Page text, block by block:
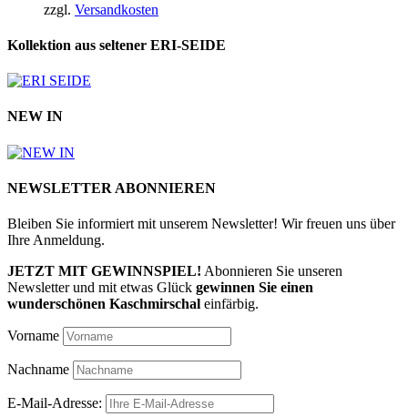
zzgl. Versandkosten
Kollektion aus seltener ERI-SEIDE
NEW IN
NEWSLETTER ABONNIEREN
Bleiben Sie informiert mit unserem Newsletter! Wir freuen uns über
Ihre Anmeldung.
JETZT MIT GEWINNSPIEL! Abonnieren Sie unseren
Newsletter und mit etwas Glück gewinnen Sie einen
wunderschönen Kaschmirschal einfärbig.
Vorname
Nachname
E-Mail-Adresse: